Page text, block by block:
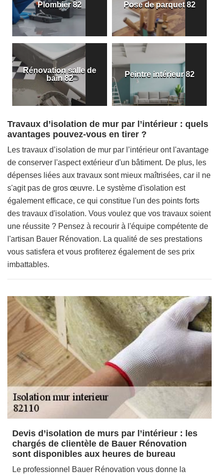
Plombier 82 Pose de parquet 82
Rénovation salle de
bain 82
Peintre intérieur 82
Travaux d’isolation de mur par l’intérieur : quels
avantages pouvez-vous en tirer ?
Les travaux d’isolation de mur par l’intérieur ont l'avantage
de conserver l'aspect extérieur d'un bâtiment. De plus, les
dépenses liées aux travaux sont mieux maîtrisées, car il ne
s'agit pas de gros œuvre. Le système d'isolation est
également efficace, ce qui constitue l'un des points forts
des travaux d'isolation. Vous voulez que vos travaux soient
une réussite ? Pensez à recourir à l'équipe compétente de
l'artisan Bauer Rénovation. La qualité de ses prestations
vous satisfera et vous profiterez également de ses prix
imbattables.
Devis d’isolation de murs par l’intérieur : les
chargés de clientèle de Bauer Rénovation
sont disponibles aux heures de bureau
Le professionnel Bauer Rénovation vous donne la